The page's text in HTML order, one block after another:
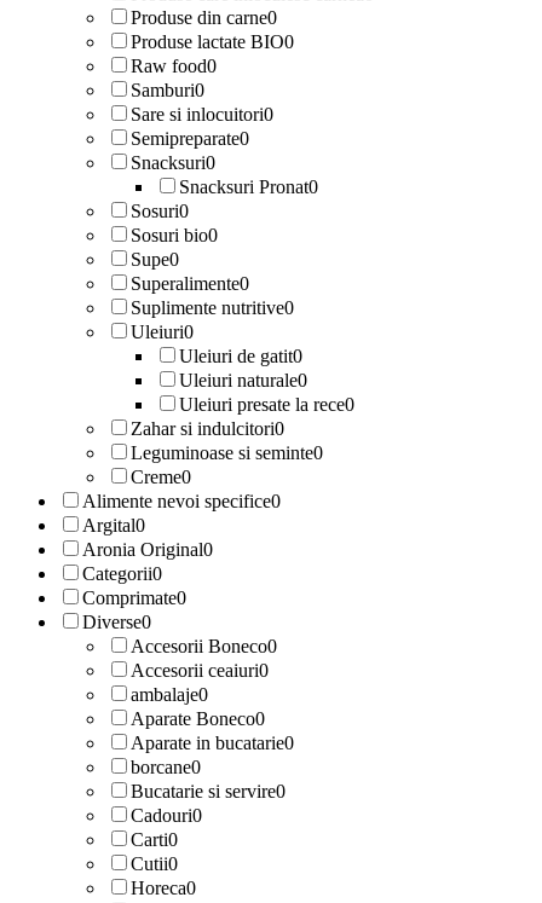
Produse din carne0
Produse lactate BIO0
Raw food0
Samburi0
Sare si inlocuitori0
Semipreparate0
Snacksuri0
Snacksuri Pronat0
Sosuri0
Sosuri bio0
Supe0
Superalimente0
Suplimente nutritive0
Uleiuri0
Uleiuri de gatit0
Uleiuri naturale0
Uleiuri presate la rece0
Zahar si indulcitori0
Leguminoase si seminte0
Creme0
Alimente nevoi specifice0
Argital0
Aronia Original0
Categorii0
Comprimate0
Diverse0
Accesorii Boneco0
Accesorii ceaiuri0
ambalaje0
Aparate Boneco0
Aparate in bucatarie0
borcane0
Bucatarie si servire0
Cadouri0
Carti0
Cutii0
Horeca0